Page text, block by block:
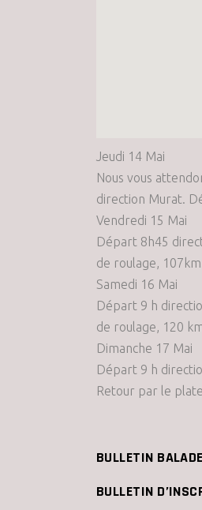
Jeudi 14 Mai
Nous vous
direction Murat.
Vendredi 15 Mai
Départ 8h45
de roulage,
Samedi 16 Mai
Départ 9 h
de roulage, 120
Dimanche 17 Mai
Départ 9 h
Retour par le
BULLETIN
BULLETIN